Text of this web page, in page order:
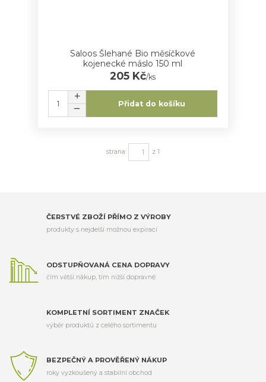
Saloos Šlehané Bio měsíčkové
kojenecké máslo 150 ml
205 Kč/ks
Přidat do košíku
strana z 1
ČERSTVÉ ZBOŽÍ PŘÍMO Z VÝROBY
produkty s nejdelší možnou expirací
ODSTUPŇOVANÁ CENA DOPRAVY
čím větší nákup, tím nižší dopravné
KOMPLETNÍ SORTIMENT ZNAČEK
výběr produktů z celého sortimentu
BEZPEČNÝ A PROVĚŘENÝ NÁKUP
roky vyzkoušený a stabilní obchod